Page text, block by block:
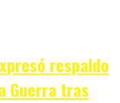
respaldo
Guerra tras